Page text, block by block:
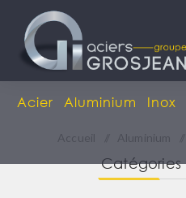
Acier Aluminium Inox
Accueil Aluminium
Catégories